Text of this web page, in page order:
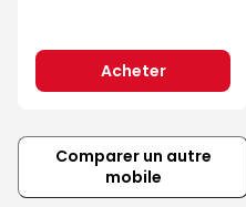
Acheter
Comparer un autre
mobile